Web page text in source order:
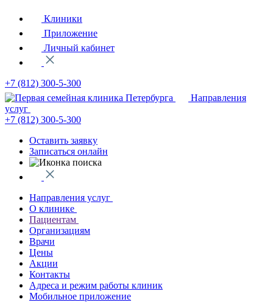
Клиники
Приложение
Личный кабинет
+7 (812) 300-5-300
Направления
услуг
+7 (812) 300-5-300
Оставить заявку
Записаться онлайн
Направления услуг
О клинике
Пациентам
Организациям
Врачи
Цены
Акции
Контакты
Адреса и режим работы клиник
Мобильное приложение